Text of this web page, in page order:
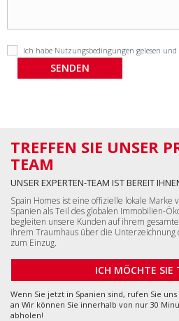
Ich habe Nutzungsbedingungen gelesen
TREFFEN SIE UNSER
TEAM
UNSER EXPERTEN-TEAM IST BEREIT
Spain Homes ist eine offizielle lokale Marke
Spanien als Teil des globalen Immobilien-
begleiten unsere Kunden auf ihrem
ihrem Traumhaus über die
zum Einzug.
ICH MÖCHTE SIE
Wenn Sie jetzt in Spanien sind, rufen Sie
an Wir können Sie innerhalb von nur 30
abholen!